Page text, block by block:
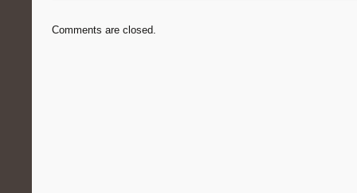
Comments are closed.